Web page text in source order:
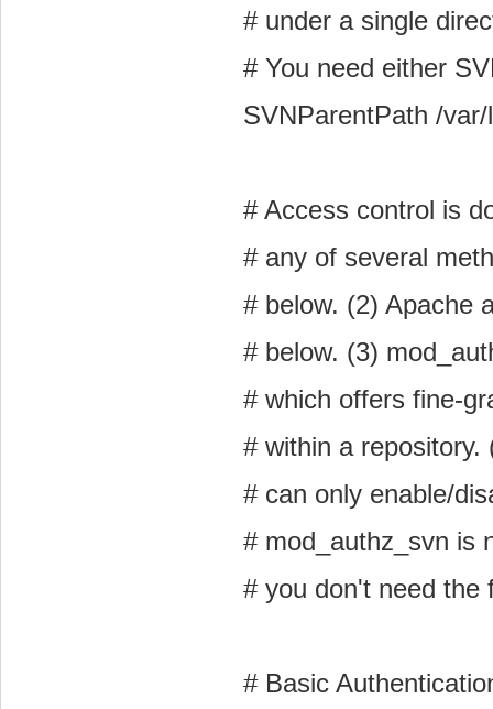
# under a single
# You need either
SVNParentPath /
# Access control is
# any of several
# below. (2) Apache
# below. (3)
# which offers fine-
# within a
# can o­nly enable/
# mod_authz_svn is
# you don't need the
# Basic